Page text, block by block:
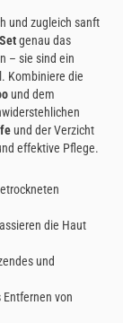
und zugleich sanft
genau das
– sie sind ein
Kombiniere die
und dem
und der Verzicht
effektive Pflege.
die Haut
und
Entfernen von